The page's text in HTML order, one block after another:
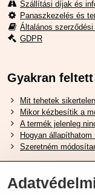
Szállítási díjak és
Panaszkezelés és
Általános
GDPR
Gyakran
Mit tehetek
Mikor kézbesítik a
A termék jelenleg
Hogyan
Szeretném
Hasznos